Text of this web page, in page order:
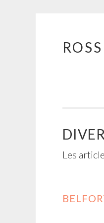
Aller
Les